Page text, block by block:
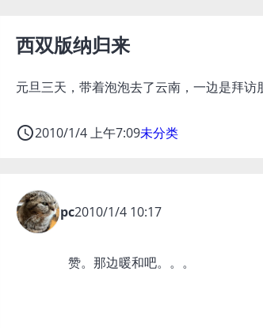
西双版纳归来
元旦三天，带着泡泡去了云南，一边是拜访
access_time2010/1/4 上午7:09未分类
pc2010/1/4 10:17
赞。那边暖和吧。。。